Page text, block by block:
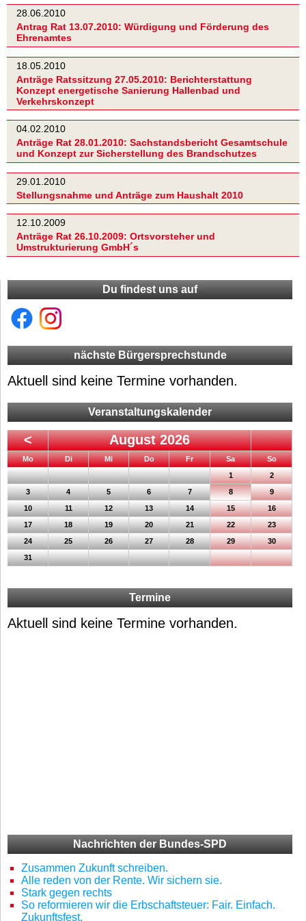
28.06.2010
Antrag Rat 13.07.2010: Würdigung und Förderung des
Ehrenamtes
18.05.2010
Anträge Ratssitzung 27.05.2010: Berichterstattung
Konzept energetische Sanierung Hallenbad und
Verkehrskonzept
04.02.2010
Anträge Rat 28.01.2010: Sachstandsbericht Gesamtschule
und Konzept zur Sicherstellung des Brandschutzes
29.01.2010
Stellungsnahme und Anträge zum Haushalt 2010
12.10.2009
Anträge Rat 26.10.2009: Ortsvorsteher und
Umstrukturierung GmbH´s
Du findest uns auf
nächste Bürgersprechstunde
Aktuell sind keine Termine vorhanden.
Veranstaltungskalender
< August 2026
Montag Dienstag Mittwoch DonnerstagFreitag Samstag Sonntag
1
2
3
4 5 6 7 8
9
10
11 12 13 14 15
16
17
18 19 20 21 22
23
24
25 26 27 28 29
30
31
Termine
Aktuell sind keine Termine vorhanden.
Nachrichten der Bundes-SPD
Zusammen Zukunft schreiben.
Alle reden von der Rente. Wir sichern sie.
Stark gegen rechts
So reformieren wir die Erbschaftsteuer: Fair. Einfach.
Zukunftsfest.